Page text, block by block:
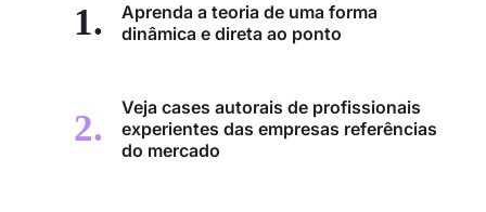
Aprenda a teoria de uma forma
dinâmica e direta ao ponto
Veja cases autorais de profissionais
experientes das empresas referências
do mercado